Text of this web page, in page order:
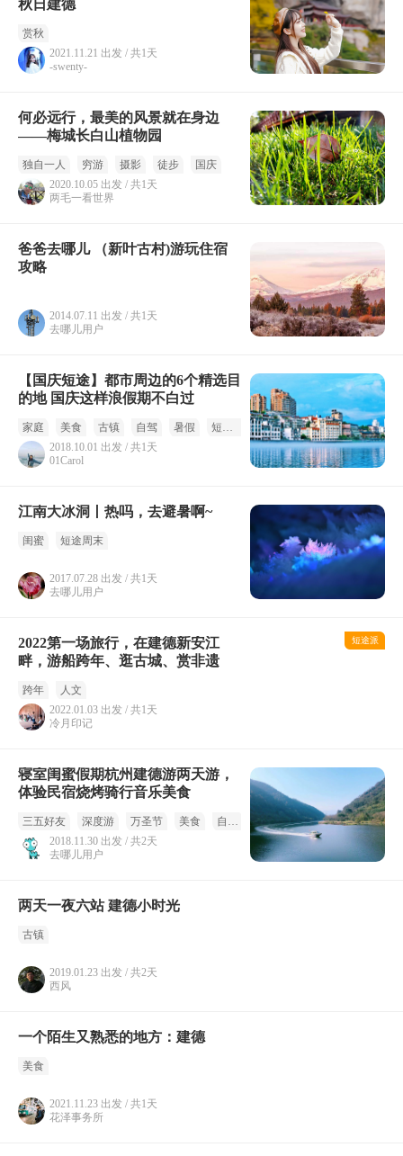
秋日建德
赏秋
2021.11.21 出发 / 共1天
-swenty-
何必远行，最美的风景就在身边
——梅城长白山植物园
独自一人 穷游 摄影 徒步
国庆
2020.10.05 出发 / 共1天
两毛一看世界
爸爸去哪儿 （新叶古村)游玩住宿
攻略
2014.07.11 出发 / 共1天
去哪儿用户
【国庆短途】都市周边的6个精选目
的地 国庆这样浪假期不白过
家庭 美食 古镇 自驾 暑假 短途周末 摄影
国庆
2018.10.01 出发 / 共1天
01Carol
江南大冰洞丨热吗，去避暑啊~
闺蜜 短途周末
2017.07.28 出发 / 共1天
去哪儿用户
2022第一场旅行，在建德新安江
畔，游船跨年、逛古城、赏非遗
跨年
人文
2022.01.03 出发 / 共1天
冷月印记
短途派
寝室闺蜜假期杭州建德游两天游，
体验民宿烧烤骑行音乐美食
三五好友 深度游 万圣节 美食 自驾 骑行 短途周末 摄影
2018.11.30 出发 / 共2天
去哪儿用户
两天一夜六站 建德小时光
古镇
2019.01.23 出发 / 共2天
西风
一个陌生又熟悉的地方：建德
美食
2021.11.23 出发 / 共1天
花泽事务所